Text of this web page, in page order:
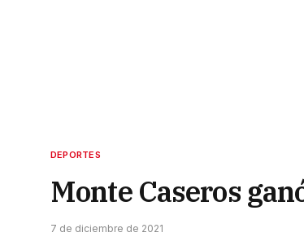
DEPORTES
Monte Caseros
7 de diciembre de 2021